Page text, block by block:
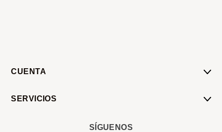
CUENTA
SERVICIOS
SÍGUENOS